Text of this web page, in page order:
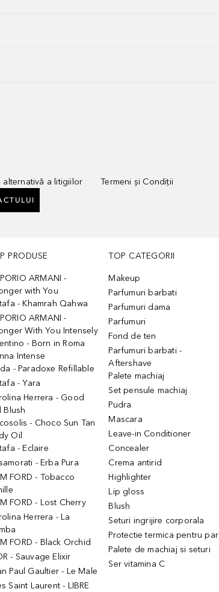
alternativă a litigiilor
Termeni și Condiții
PRODUSE
ARMANI -
with You
- Khamrah Qahwa
ARMANI -
With You Intensely
- Born in Roma
Intense
- Paradoxe Refillable
- Yara
Herrera - Good
Blush
- Choco Sun Tan
Oil
- Eclaire
- Erba Pura
FORD - Tobacco
FORD - Lost Cherry
Herrera - La
FORD - Black Orchid
- Sauvage Elixir
Paul Gaultier - Le Male
Saint Laurent - LIBRE
TOP CATEGORII
Makeup
Parfumuri barbati
Parfumuri dama
Parfumuri
Fond de ten
Parfumuri barbati -
Aftershave
Palete machiaj
Set pensule machiaj
Pudra
Mascara
Leave-in Conditioner
Concealer
Crema antirid
Highlighter
Lip gloss
Blush
Seturi ingrijire corporala
Protectie termica pentru par
Palete de machiaj si seturi
Ser vitamina C